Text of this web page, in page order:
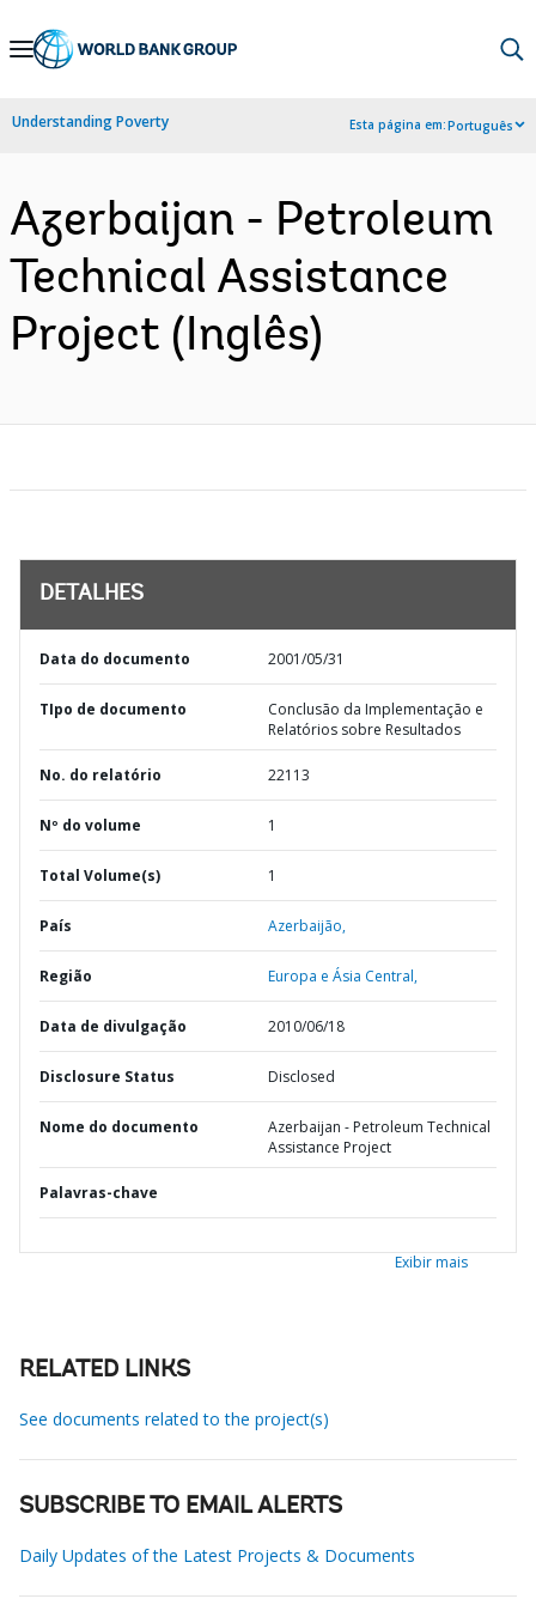
Skip
Navigation
Understanding Poverty Esta página em:Português
Azerbaijan - Petroleum
Technical Assistance
Project (Inglês)
DETALHES
Data do documento 2001/05/31
TIpo de documento
Conclusão da Implementação e
Relatórios sobre Resultados
No. do relatório 22113
Nº do volume 1
Total Volume(s) 1
País Azerbaijão,
Região Europa e Ásia Central,
Data de divulgação 2010/06/18
Disclosure Status Disclosed
Nome do documento
Azerbaijan - Petroleum Technical
Assistance Project
Palavras-chave
Exibir mais
RELATED LINKS
See documents related to the project(s)
SUBSCRIBE TO EMAIL ALERTS
Daily Updates of the Latest Projects & Documents